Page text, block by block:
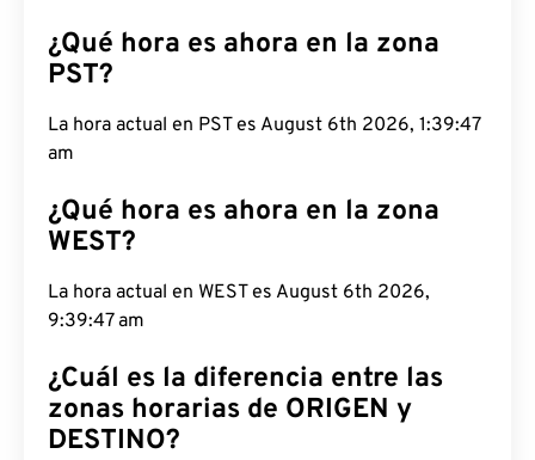
¿Qué hora es ahora en la zona
PST?
La hora actual en PST es August 6th 2026, 1:39:48
am
¿Qué hora es ahora en la zona
WEST?
La hora actual en WEST es August 6th 2026,
9:39:48 am
¿Cuál es la diferencia entre las
zonas horarias de ORIGEN y
DESTINO?